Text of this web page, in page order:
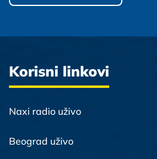
Korisni linkovi
Naxi radio uživo
Beograd uživo